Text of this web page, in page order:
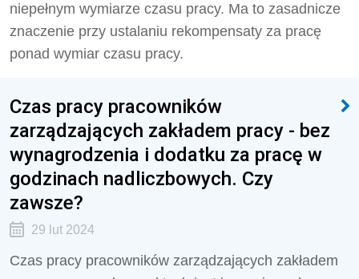
niepełnym wymiarze czasu pracy. Ma to zasadnicze
znaczenie przy ustalaniu rekompensaty za pracę
ponad wymiar czasu pracy.
Czas pracy pracowników
zarządzających zakładem pracy - bez
wynagrodzenia i dodatku za pracę w
godzinach nadliczbowych. Czy
zawsze?
29 lut 2024
Czas pracy pracowników zarządzających zakładem